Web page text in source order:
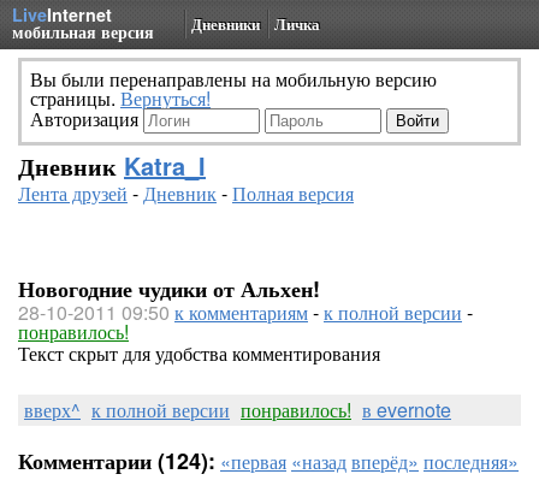
LiveInternet
мобильная версия Дневники Личка
Вы были перенаправлены на мобильную версию
страницы. Вернуться!
Авторизация
Дневник Katra_I
Лента друзей -Дневник-Полная версия
Новогодние чудики от Альхен!
28-10-2011 09:50 к комментариям-к полной версии -
понравилось!
Текст скрыт для удобства комментирования
вверх^ к полной версии понравилось! в evernote
Комментарии (124): «первая «назадвперёд» последняя»